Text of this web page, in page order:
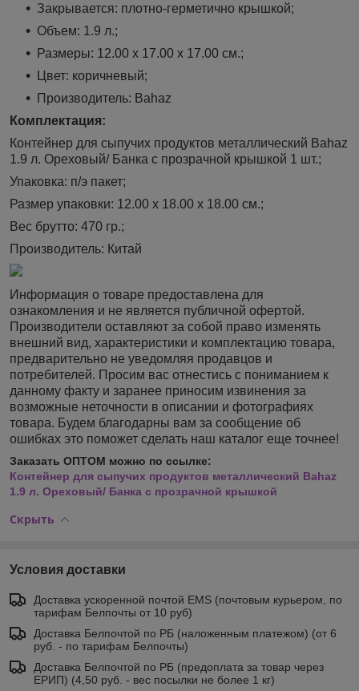
Закрывается: плотно-герметично крышкой;
Объем: 1.9 л.;
Размеры: 12.00 х 17.00 х 17.00 см.;
Цвет: коричневый;
Производитель: Bahaz
Комплектация:
Контейнер для сыпучих продуктов металлический Bahaz
1.9 л. Ореховый/ Банка с прозрачной крышкой 1 шт.;
Упаковка: п/э пакет;
Размер упаковки: 12.00 х 18.00 х 18.00 см.;
Вес брутто: 470 гр.;
Производитель: Китай
Информация о товаре предоставлена для
ознакомления и не является публичной офертой.
Производители оставляют за собой право изменять
внешний вид, характеристики и комплектацию товара,
предварительно не уведомляя продавцов и
потребителей. Просим вас отнестись с пониманием к
данному факту и заранее приносим извинения за
возможные неточности в описании и фотографиях
товара. Будем благодарны вам за сообщение об
ошибках это поможет сделать наш каталог еще точнее!
Заказать ОПТОМ можно по ссылке:
Контейнер для сыпучих продуктов металлический Bahaz
1.9 л. Ореховый/ Банка с прозрачной крышкой
Скрыть
Условия доставки
Доставка ускоренной почтой EMS (почтовым курьером, по
тарифам Белпочты от 10 руб)
Доставка Белпочтой по РБ (наложенным платежом) (от 6
руб. - по тарифам Белпочты)
Доставка Белпочтой по РБ (предоплата за товар через
ЕРИП) (4,50 руб. - вес посылки не более 1 кг)